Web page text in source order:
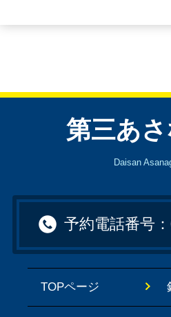
第三あ
Daisan
予約電話番号
TOPページ